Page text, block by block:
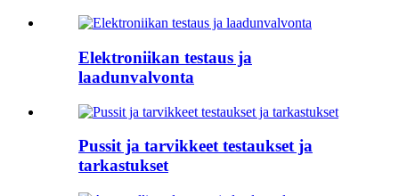
Elektroniikan testaus ja
laadunvalvonta
Pussit ja tarvikkeet testaukset ja
tarkastukset